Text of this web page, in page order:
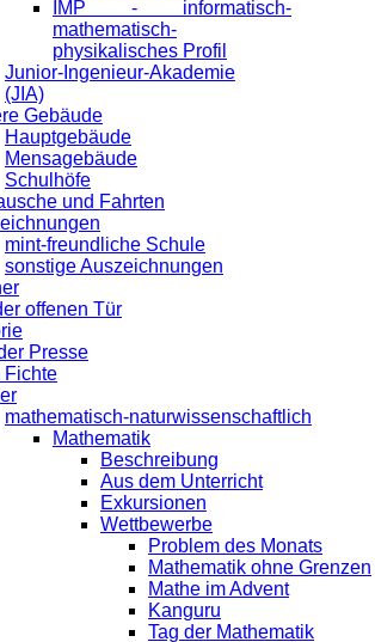
IMP - informatisch-
mathematisch-
physikalisches Profil
Junior-Ingenieur-Akademie
(JIA)
Gebäude
Hauptgebäude
Mensagebäude
Schulhöfe
und Fahrten
mint-freundliche Schule
sonstige Auszeichnungen
offenen Tür
Presse
Fichte
mathematisch-naturwissenschaftlich
Mathematik
Beschreibung
Aus dem Unterricht
Exkursionen
Wettbewerbe
Problem des Monats
Mathematik ohne Grenzen
Mathe im Advent
Kanguru
Tag der Mathematik